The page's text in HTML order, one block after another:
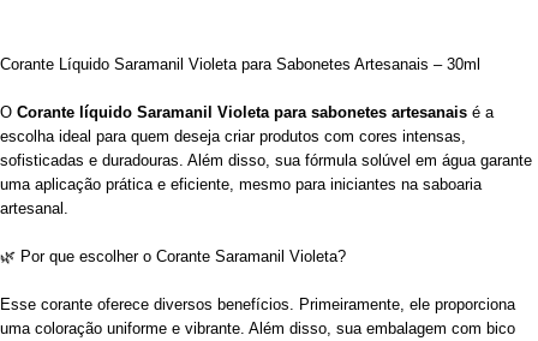
Corante Líquido Saramanil Violeta para Sabonetes Artesanais – 30ml
O Corante líquido Saramanil Violeta para sabonetes artesanais é a
escolha ideal para quem deseja criar produtos com cores intensas,
sofisticadas e duradouras. Além disso, sua fórmula solúvel em água garante
uma aplicação prática e eficiente, mesmo para iniciantes na saboaria
artesanal.
🌿 Por que escolher o Corante Saramanil Violeta?
Esse corante oferece diversos benefícios. Primeiramente, ele proporciona
uma coloração uniforme e vibrante. Além disso, sua embalagem com bico